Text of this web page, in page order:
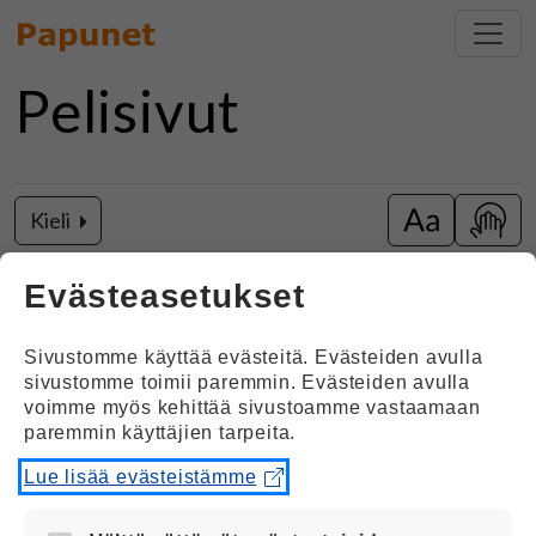
Pelisivut
Kieli
Vaihda isot
Kuutamo
Opinnäytetyö 2021
Tulkki (AMK), Viittomakieli ja tulkkaus Diakonia-
ammattikorkeakoulu, Turku
Katriina Kuusisto G45VTK ja Tiia Matikka
Evästeasetukset
Sivustomme käyttää evästeitä. Evästeiden avulla
sivustomme toimii paremmin. Evästeiden avulla
voimme myös kehittää sivustoamme vastaamaan
paremmin käyttäjien tarpeita.
Lue lisää evästeistämme